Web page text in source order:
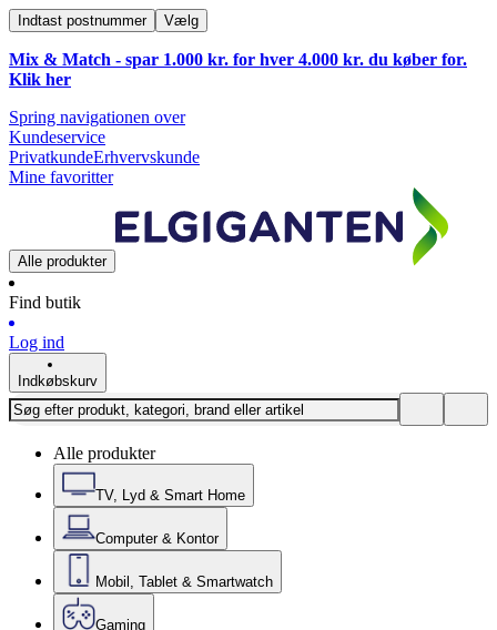
Indtast postnummer Vælg
Mix & Match - spar 1.000 kr. for hver 4.000 kr. du køber for.
Klik her
Spring navigationen over
Kundeservice
PrivatkundeErhvervskunde
Mine favoritter
Alle produkter
Find butik
Log ind
Indkøbskurv
Alle produkter
TV, Lyd & Smart Home
Computer & Kontor
Mobil, Tablet & Smartwatch
Gaming